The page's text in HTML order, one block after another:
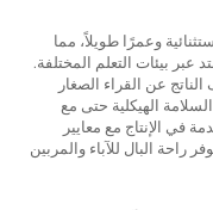
وعمرًا طويلاً، مما
عبر بيئات التعلم المختلفة.
عن القراء الصغار
الهيكلية حتى مع
في الإنتاج مع معايير
راحة البال للآباء والمربين